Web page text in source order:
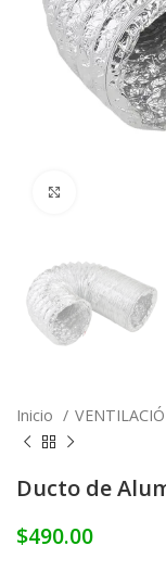
Inicio
Ducto de
$490.00